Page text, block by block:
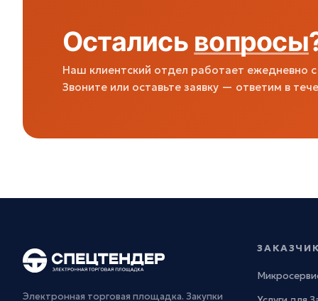
Остались вопросы
Наш клиентский отдел работает ежедневно
Звоните или оставьте заявку — ответим в
Электронная торговая площадка. Закупки